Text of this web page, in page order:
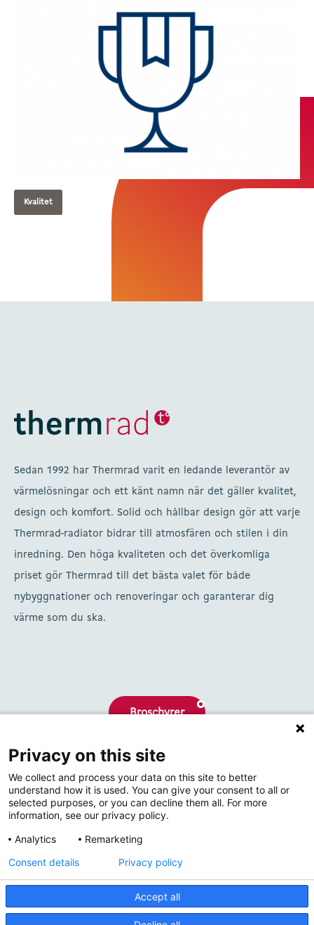
Kvalitet
Sedan 1992 har Thermrad varit en ledande leverantör av
värmelösningar och ett känt namn när det gäller kvalitet,
design och komfort. Solid och hållbar design gör att varje
Thermrad-radiator bidrar till atmosfären och stilen i din
inredning. Den höga kvaliteten och det överkomliga
priset gör Thermrad till det bästa valet för både
nybyggnationer och renoveringar och garanterar dig
värme som du ska.
Broschyrer
Om oss
Kontakta
© 2026 Thermrad
Privacy on this site
We collect and process your data on this site to better
understand how it is used. You can give your consent to all or
selected purposes, or you can decline them all. For more
information, see our privacy policy.
Analytics
Remarketing
Accept all
Consent details Privacy policy